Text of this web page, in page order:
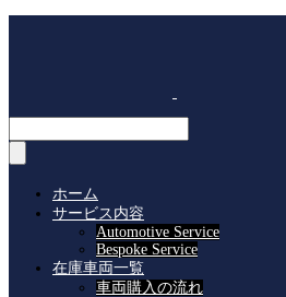
ホーム
サービス内容
Automotive Service
Bespoke Service
在庫車両一覧
車両購入の流れ